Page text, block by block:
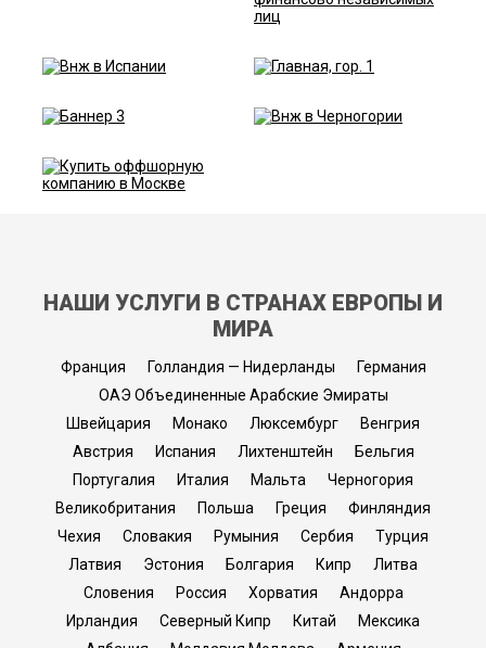
НАШИ УСЛУГИ В СТРАНАХ ЕВРОПЫ И
МИРА
Франция Голландия — Нидерланды
Германия
ОАЭ Объединенные Арабские Эмираты
Швейцария
Монако Люксембург
Венгрия
Австрия
Испания Лихтенштейн
Бельгия
Португалия
Италия Мальта
Черногория
Великобритания
Польша Греция
Финляндия
Чехия
Словакия Румыния Сербия
Турция
Латвия
Эстония Болгария Кипр
Литва
Словения
Россия Хорватия
Андорра
Ирландия
Северный Кипр Китай
Мексика